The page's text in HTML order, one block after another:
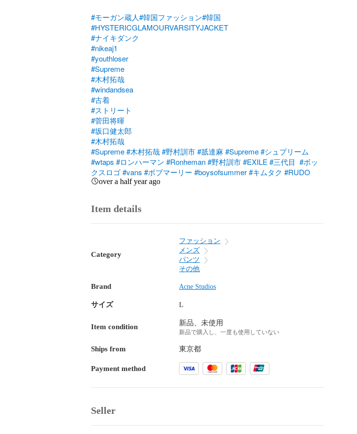
#モーガン蔵人#韓国ファッション#韓国
#HYSTERICGLAMOURVARSITYJACKET
#ナイキダンク
#nikeaj1
#youthloser
#Supreme
#木村拓哉
#windandsea
#古着
#ストリート
#菅田将暉
#坂口健太郎
#木村拓哉
#Supreme #木村拓哉 #野村訓市 #舐達麻 #Supreme #シュプリーム
#wtaps #ロンハーマン #Ronheman #野村訓市 #EXILE #三代目 #ボッ
クスロゴ #vans #ボブマーリー #boysofsummer #キムタク #RUDO
over a half year ago
Item details
Category
ファッション
メンズ
パンツ
その他
Brand Acne Studios
サイズ L
Item condition 新品、未使用
新品で購入し、一度も使用していない
Ships from 東京都
Payment method
Seller